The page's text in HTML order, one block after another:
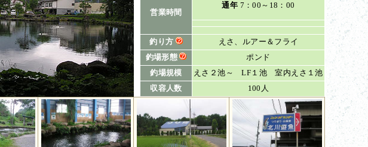
営業時間
通年 7：00～18：00
釣り方
えさ、ルアー＆フライ
釣場形態
ポンド
釣場規模
えさ２池～ LF１池 室内えさ１池
収容人数
100人